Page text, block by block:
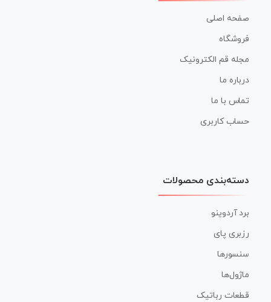
صفحه اصلی
فروشگاه
مجله قم الکترونیک
درباره ما
تماس با ما
حساب کاربری
دسته‌بندی محصولات
برد آردوینو
رزبری پای
سنسورها
ماژول‌ها
قطعات رباتیک